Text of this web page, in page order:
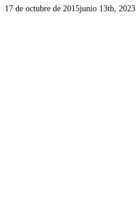
17 de octubre de 2015junio 13th, 2023